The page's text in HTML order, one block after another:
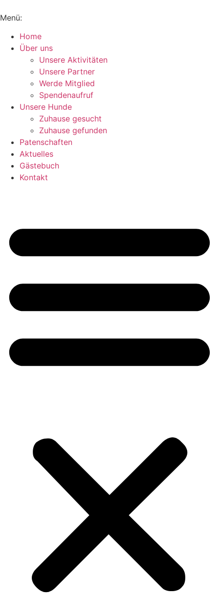
Menü:
Home
Über uns
Unsere Aktivitäten
Unsere Partner
Werde Mitglied
Spendenaufruf
Unsere Hunde
Zuhause gesucht
Zuhause gefunden
Patenschaften
Aktuelles
Gästebuch
Kontakt